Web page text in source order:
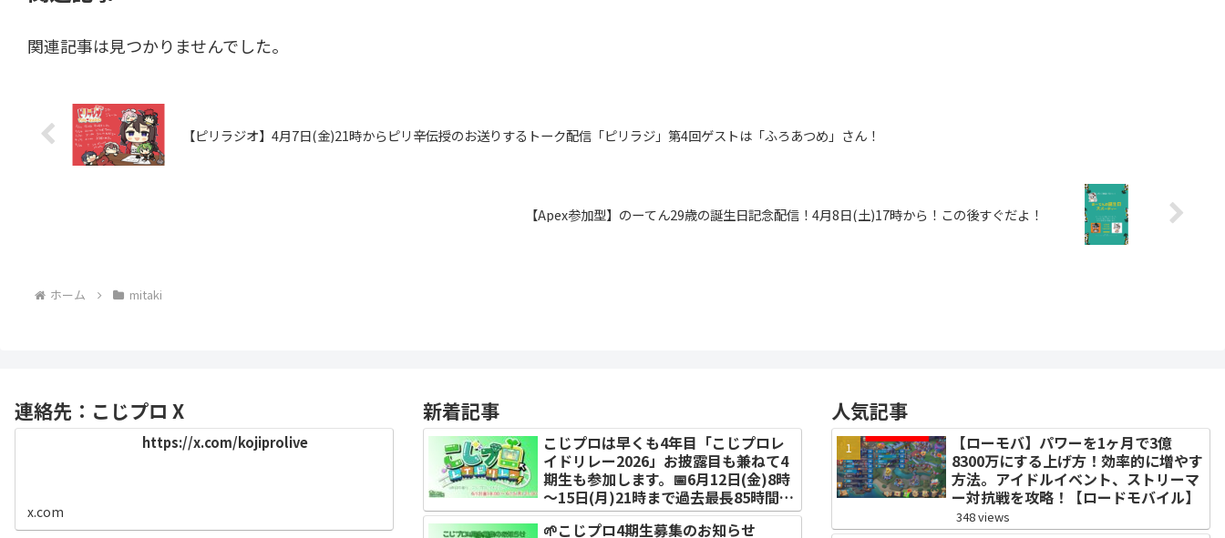
関連記事は見つかりませんでした。
【ピリラジオ】4月7日(金)21時からピリ辛伝授のお送りするトーク配信「ピリラジ」第4回ゲストは「ふろあつめ」さん！
【Apex参加型】のーてん29歳の誕生日記念配信！4月8日(土)17時から！この後すぐだよ！
ホーム mitaki
連絡先：こじプロ X
https://x.com/kojiprolive
x.com
新着記事
こじプロは早くも4年目「こじプロレ
イドリレー2026」お披露目も兼ねて4
期生も参加します。📅6月12日(金)8時
～15日(月)21時まで過去最長85時間を
レイドで繋ぐよ！今年も視聴者プレゼ
ントがあります！
🌱こじプロ4期生募集のお知らせ
人気記事
【ローモバ】パワーを1ヶ月で3億
8300万にする上げ方！効率的に増やす
方法。アイドルイベント、ストリーマ
ー対抗戦を攻略！【ロードモバイル】
348 views